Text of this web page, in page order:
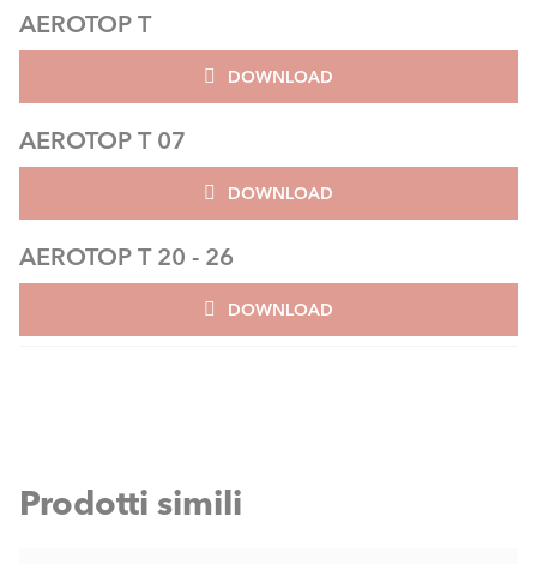
AEROTOP T
DOWNLOAD
AEROTOP T 07
DOWNLOAD
AEROTOP T 20 - 26
DOWNLOAD
Prodotti simili